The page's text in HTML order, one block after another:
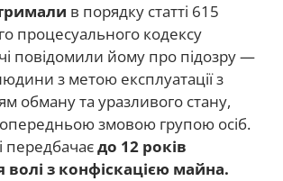
в порядку статті 615
процесуального кодексу
повідомили йому про підозру —
з метою експлуатації з
обману та уразливого стану,
змовою групою осіб.
передбачаєдо 12 років
волі з конфіскацією майна.